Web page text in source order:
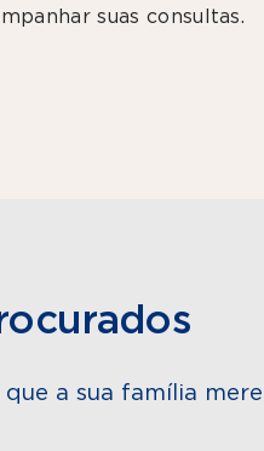
suas consultas.
a sua família